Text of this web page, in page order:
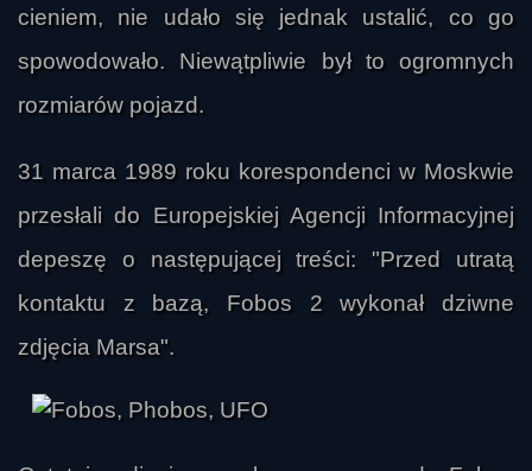
cieniem, nie udało się jednak ustalić, co go
spowodowało. Niewątpliwie był to ogromnych
rozmiarów pojazd.
31 marca 1989 roku korespondenci w Moskwie
przesłali do Europejskiej Agencji Informacyjnej
depeszę o następującej treści: "Przed utratą
kontaktu z bazą, Fobos 2 wykonał dziwne
zdjęcia Marsa".